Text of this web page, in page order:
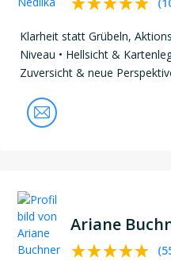
Klarheit statt Grübeln,
Niveau • Hellsicht &
Zuversicht & neue
Ariane
(